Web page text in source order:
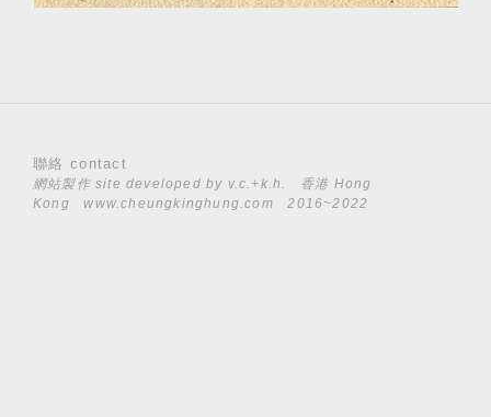
聯絡 contact
網站製作 site developed by v.c.+k.h.
香港 Hong
Kongwww.cheungkinghung.com 2016~2022